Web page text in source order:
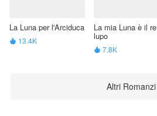
La Luna per l'Arciduca
 13.4K
La mia Luna è il re
lupo
 7.8K
Altri Romanzi